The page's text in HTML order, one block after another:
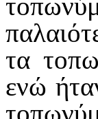
τα
ενώ